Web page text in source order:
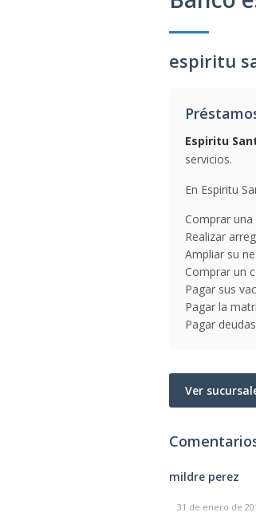
espiritu
Espiritu
servicios.
En Espiritu
Comprar una
Realizar
Ampliar su
Comprar un
Pagar sus
Pagar la
Pagar deudas
Ver
mildre perez
31 de enero de